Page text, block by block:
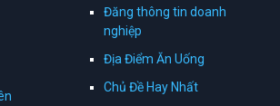
Đăng thông tin doanh
nghiệp
Địa Điểm Ăn Uống
Chủ Đề Hay Nhất